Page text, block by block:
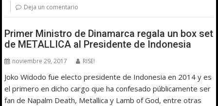
Deja un comentario
Primer Ministro de Dinamarca regala un box set
de METALLICA al Presidente de Indonesia
noviembre 29, 2017 RISE!
Joko Widodo fue electo presidente de Indonesia en 2014 y es
el primero en dicho cargo que ha confesado públicamente ser
fan de Napalm Death, Metallica y Lamb of God, entre otras